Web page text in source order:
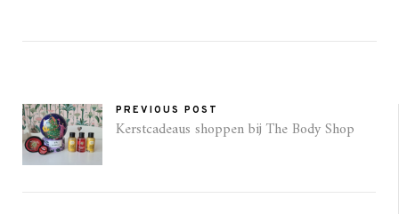
PREVIOUS POST
Kerstcadeaus shoppen bij The Body Shop